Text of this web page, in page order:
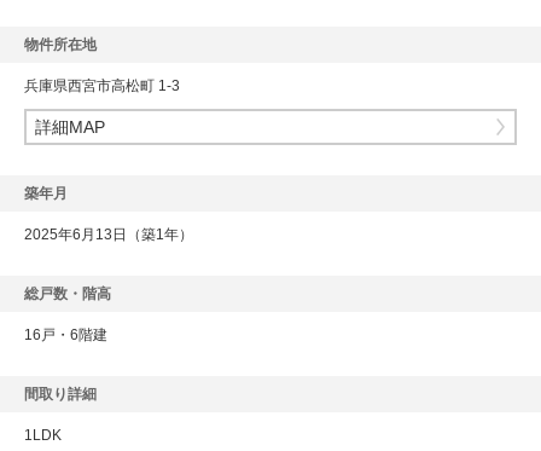
物件所在地
兵庫県西宮市高松町 1-3
詳細MAP
築年月
2025年6月13日（築1年）
総戸数・階高
16戸・6階建
間取り詳細
1LDK